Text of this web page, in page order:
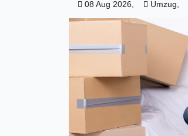
08 Aug 2026, Umzug,